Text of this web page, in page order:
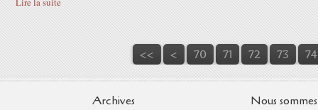
<< < 10
20
30
40
50
60
70 71 72 73 74
Archives Nous